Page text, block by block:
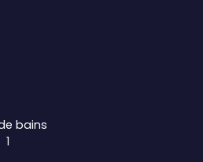
bains
1